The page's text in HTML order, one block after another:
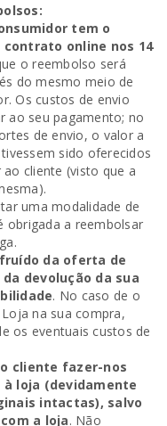
tem o
online nos 14
o reembolso será
do mesmo meio de
Os custos de envio
ao seu pagamento; no
de envio, o valor a
sido oferecidos
cliente (visto que a
uma modalidade de
obrigada a reembolsar
da oferta de
devolução da sua
. No caso de o
na sua compra,
os eventuais custos de
cliente fazer-nos
loja (devidamente
intactas), salvo
a loja. Não